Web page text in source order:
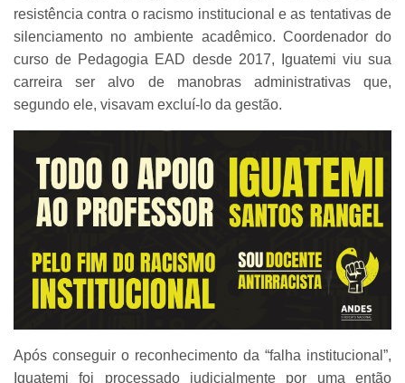
resistência contra o racismo institucional e as tentativas de
silenciamento no ambiente acadêmico. Coordenador do
curso de Pedagogia EAD desde 2017, Iguatemi viu sua
carreira ser alvo de manobras administrativas que,
segundo ele, visavam excluí-lo da gestão.
Após conseguir o reconhecimento da “falha institucional”,
Iguatemi foi processado judicialmente por uma então